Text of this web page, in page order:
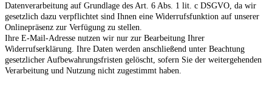
Datenverarbeitung auf Grundlage des Art. 6 Abs. 1 lit. c DSGVO, da wir
gesetzlich dazu verpflichtet sind Ihnen eine Widerrufsfunktion auf unserer
Onlinepräsenz zur Verfügung zu stellen.
Ihre E-Mail-Adresse nutzen wir nur zur Bearbeitung Ihrer
Widerrufserklärung. Ihre Daten werden anschließend unter Beachtung
gesetzlicher Aufbewahrungsfristen gelöscht, sofern Sie der weitergehenden
Verarbeitung und Nutzung nicht zugestimmt haben.